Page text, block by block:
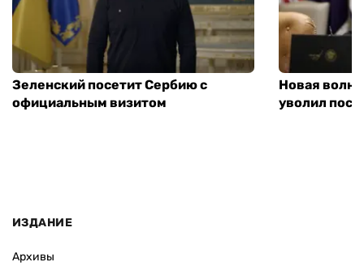
Зеленский посетит Сербию с
официальным визитом
Новая
уволил
ИЗДАНИЕ
Архивы